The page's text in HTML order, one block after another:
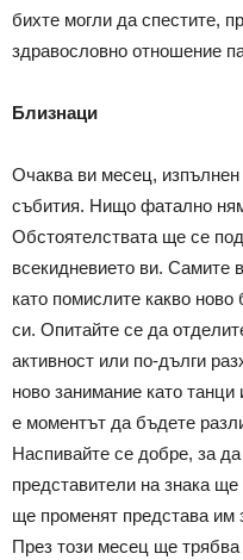
бихте могли да спестите,
здравословно отношение
Близнаци
Очаква ви месец,
събития. Нищо фатално
Обстоятелствата ще се
всекидневието ви. Самите
като помислите какво
си. Опитайте се да
активност или по-дълги
ново занимание като танци
е моментът да бъдете
Наспивайте се добре, за
представители на знака
ще променят представа им
През този месец ще